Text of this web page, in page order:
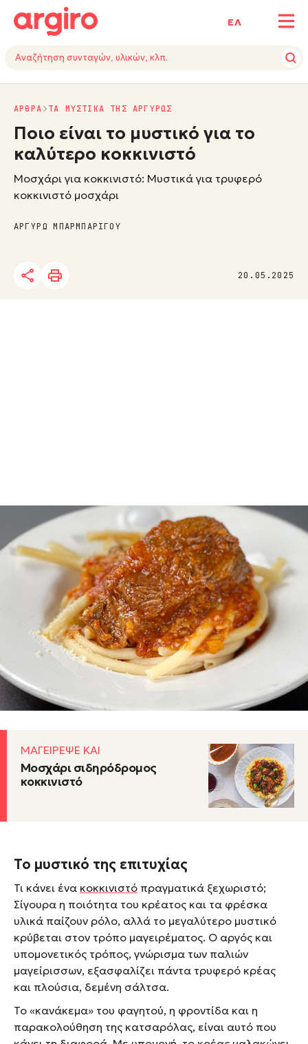
ΕΛ
20.05.2025
ΑΡΘΡΑ ΤΑ ΜΥΣΤΙΚΑ ΤΗΣ ΑΡΓΥΡΩΣ
Ποιο είναι το μυστικό για το
καλύτερο κοκκινιστό
Μοσχάρι για κοκκινιστό: Μυστικά για τρυφερό
κοκκινιστό μοσχάρι
ΑΡΓΥΡΩ ΜΠΑΡΜΠΑΡΙΓΟΥ
Το κοκκινιστό που μένει αξέχαστο
Δεν έχω γνωρίσει άνθρωπο που να μην λατρεύει ένα
κοκκινιστό. Στα οικογενειακά τραπέζια και τα
κυριακάτικα μαγειρέματα, η μελωμένη σάλτσα και
το τρυφερό κρέας είναι πάντα το πιάτο που
περιμένουν όλοι με ανυπομονησία. Το κοκκινιστό της
γιαγιάς, μαλακό και τρυφερό, με πλούσια σάλτσα
και διακριτικά αρώματα μπαχαρικών, έχει χαραχθεί
στη μνήμη μας.
ΜΑΓΕΙΡΕΨΕ ΚΑΙ
Μοσχάρι σιδηρόδρομος
κοκκινιστό
Το μυστικό της επιτυχίας
Τι κάνει ένα κοκκινιστό πραγματικά ξεχωριστό;
Σίγουρα η ποιότητα του κρέατος και τα φρέσκα
υλικά παίζουν ρόλο, αλλά το μεγαλύτερο μυστικό
κρύβεται στον τρόπο μαγειρέματος. Ο αργός και
υπομονετικός τρόπος, γνώρισμα των παλιών
μαγείρισσων, εξασφαλίζει πάντα τρυφερό κρέας
και πλούσια, δεμένη σάλτσα.
Το «κανάκεμα» του φαγητού, η φροντίδα και η
παρακολούθηση της κατσαρόλας, είναι αυτό που